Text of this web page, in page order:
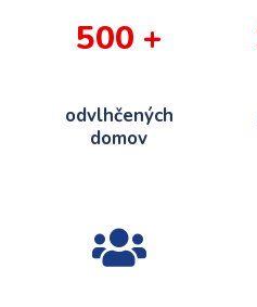
500 +
odvlhčených
domov